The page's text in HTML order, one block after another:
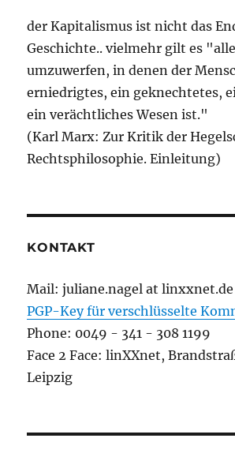
der Kapitalismus ist nicht das
Geschichte.. vielmehr gilt es
umzuwerfen, in denen der
erniedrigtes, ein geknechtetes,
ein verächtliches Wesen ist."
(Karl Marx: Zur Kritik der
Rechtsphilosophie. Einleitung)
KONTAKT
Mail: juliane.nagel at linxxnet.de
PGP-Key für verschlüsselte
Phone: 0049 - 341 - 308 1199
Face 2 Face: linXXnet,
Leipzig